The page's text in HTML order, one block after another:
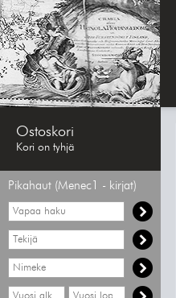
Ostoskori
Kori on tyhjä
Pikahaut (Menec1 - kirjat)
Vapaa
haku
Hae
tekijää
Hae
nimekettä
Hae
Hae